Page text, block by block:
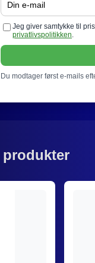
Jeg giver samtykke til
privatlivspolitikken.
Du modtager først e-mails
produkter